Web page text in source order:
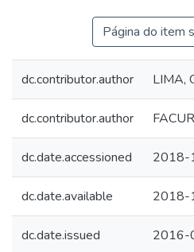
Página do item
dc.contributor.author LIMA,
dc.contributor.author
dc.date.accessioned 2018-
dc.date.available 2018-
dc.date.issued 2016-